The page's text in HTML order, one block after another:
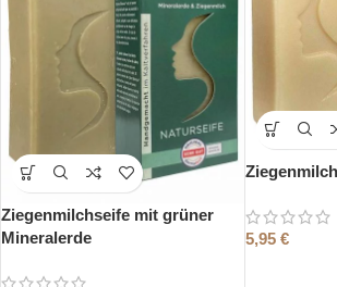
Ziegenmilchseife mit grüner
Mineralerde
5,95 €